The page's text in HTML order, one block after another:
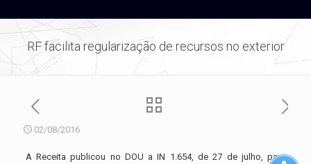
RF facilita regularização de recursos no exterior
02/08/2016
A Receita publicou no DOU a IN 1.654, de 27 de julho, para